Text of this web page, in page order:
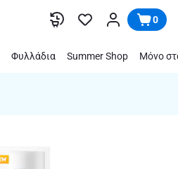
0
Φυλλάδια Summer Shop Μόνο